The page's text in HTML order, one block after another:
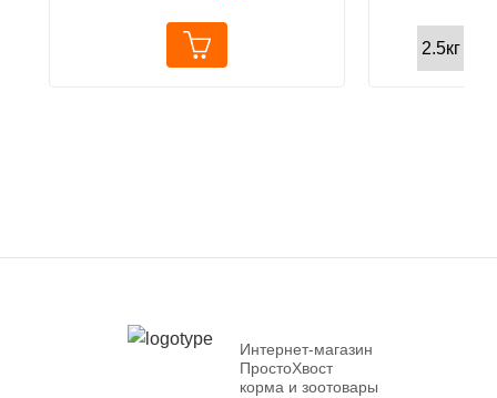
Интернет-магазин
ПростоХвост
корма и зоотовары